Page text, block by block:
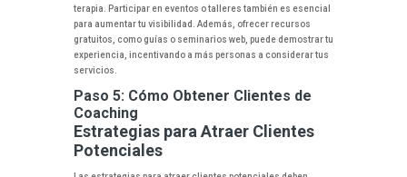
terapia. Participar en eventos o talleres también es esencial
para aumentar tu visibilidad. Además, ofrecer recursos
gratuitos, como guías o seminarios web, puede demostrar tu
experiencia, incentivando a más personas a considerar tus
servicios.
Paso 5: Cómo Obtener Clientes de
Coaching
Estrategias para Atraer Clientes
Potenciales